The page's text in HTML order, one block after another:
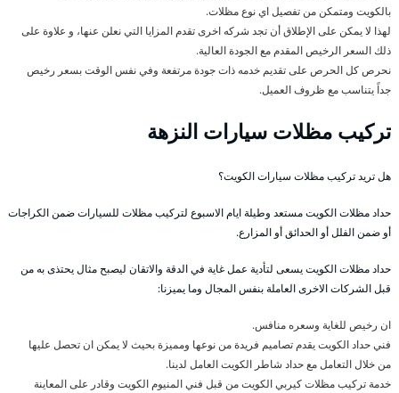
بالكويت ومتمكن من تفصيل اي نوع مظلات.
لهذا لا يمكن على الإطلاق أن تجد شركه اخرى تقدم المزايا التي نعلن عنها، و علاوة على
ذلك السعر الرخيص المقدم مع الجودة العالية.
نحرص كل الحرص على تقديم خدمه ذات جودة مرتفعة وفي نفس الوقت بسعر رخيص
جداً يتناسب مع ظروف العميل.
تركيب مظلات سيارات النزهة
هل تريد تركيب مظلات سيارات الكويت؟
حداد مظلات الكويت مستعد وطيلة ايام الاسبوع لتركيب مظلات للسيارات ضمن الكراجات
أو ضمن الفلل أو الحدائق أو المزارع.
حداد مظلات الكويت يسعى لتأدية عمل غاية في الدقة والاتقان ليصبح مثال يحتذى به من
قبل الشركات الاخرى العاملة بنفس المجال وما يميزنا:
ان رخيص للغاية وسعره منافس.
فني حداد الكويت يقدم تصاميم فريدة من نوعها ومميزة بحيث لا يمكن ان تحصل عليها
من خلال التعامل مع حداد شاطر الكويت العامل لدينا.
خدمة تركيب مظلات كيربي الكويت من قبل فني المنيوم الكويت وقادر على المعاينة